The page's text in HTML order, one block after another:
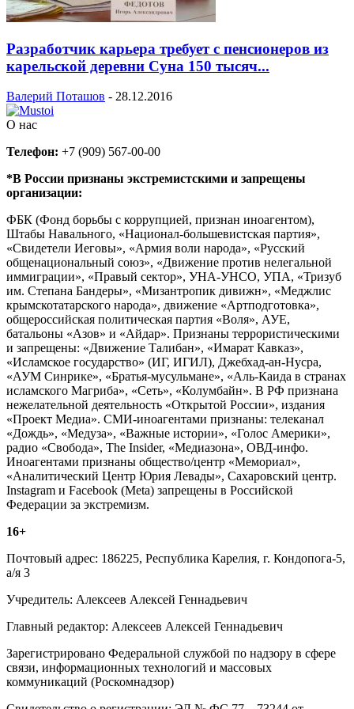
Разработчик карьера требует с пенсионеров из
карельской деревни Суна 150 тысяч...
Валерий Поташов - 28.12.2016
О нас
Телефон: +7 (909) 567-00-00
*В России признаны экстремистскими и запрещены
организации:
ФБК (Фонд борьбы с коррупцией, признан иноагентом),
Штабы Навального, «Национал-большевистская партия»,
«Свидетели Иеговы», «Армия воли народа», «Русский
общенациональный союз», «Движение против нелегальной
иммиграции», «Правый сектор», УНА-УНСО, УПА, «Тризуб
им. Степана Бандеры», «Мизантропик дивижн», «Меджлис
крымскотатарского народа», движение «Артподготовка»,
общероссийская политическая партия «Воля», АУЕ,
батальоны «Азов» и «Айдар». Признаны террористическими
и запрещены: «Движение Талибан», «Имарат Кавказ»,
«Исламское государство» (ИГ, ИГИЛ), Джебхад-ан-Нусра,
«АУМ Синрике», «Братья-мусульмане», «Аль-Каида в странах
исламского Магриба», «Сеть», «Колумбайн». В РФ признана
нежелательной деятельность «Открытой России», издания
«Проект Медиа». СМИ-иноагентами признаны: телеканал
«Дождь», «Медуза», «Важные истории», «Голос Америки»,
радио «Свобода», The Insider, «Медиазона», ОВД-инфо.
Иноагентами признаны общество/центр «Мемориал»,
«Аналитический Центр Юрия Левады», Сахаровский центр.
Instagram и Facebook (Metа) запрещены в Российской
Федерации за экстремизм.
16+
Почтовый адрес: 186225, Республика Карелия, г. Кондопога-5,
а/я 3
Учредитель: Алексеев Алексей Геннадьевич
Главный редактор: Алексеев Алексей Геннадьевич
Зарегистрировано Федеральной службой по надзору в сфере
связи, информационных технологий и массовых
коммуникаций (Роскомнадзор)